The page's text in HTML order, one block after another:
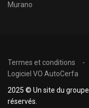
Murano
Termes et conditions
Logiciel VO AutoCerfa
2025 © Un site du groupe
réservés.